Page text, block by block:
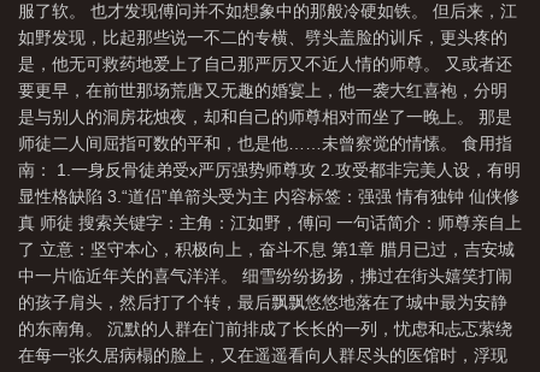
服了软。 也才发现傅问并不如想象中的那般冷硬如铁。 但后来，江
如野发现，比起那些说一不二的专横、劈头盖脸的训斥，更头疼的
是，他无可救药地爱上了自己那严厉又不近人情的师尊。 又或者还
要更早，在前世那场荒唐又无趣的婚宴上，他一袭大红喜袍，分明
是与别人的洞房花烛夜，却和自己的师尊相对而坐了一晚上。 那是
师徒二人间屈指可数的平和，也是他……未曾察觉的情愫。 食用指
南： 1.一身反骨徒弟受x严厉强势师尊攻 2.攻受都非完美人设，有明
显性格缺陷 3.“道侣”单箭头受为主 内容标签：强强 情有独钟 仙侠修
真 师徒 搜索关键字：主角：江如野，傅问 一句话简介：师尊亲自上
了 立意：坚守本心，积极向上，奋斗不息 第1章 腊月已过，吉安城
中一片临近年关的喜气洋洋。 细雪纷纷扬扬，拂过在街头嬉笑打闹
的孩子肩头，然后打了个转，最后飘飘悠悠地落在了城中最为安静
的东南角。 沉默的人群在门前排成了长长的一列，忧虑和忐忑萦绕
在每一张久居病榻的脸上，又在遥遥看向人群尽头的医馆时，浮现